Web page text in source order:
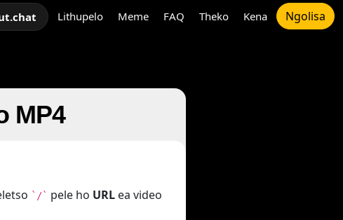
Lithupelo Meme FAQ Theko Kena Ngolisa
MP4
`/` pele ho URL ea video